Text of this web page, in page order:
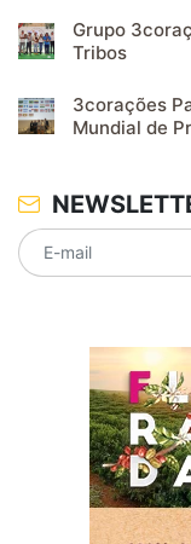
Grupo
Tribos
3corações
Mundial de